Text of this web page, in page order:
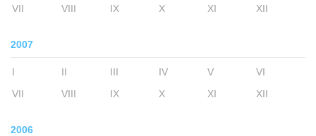
VII
VIII IX X XI XII
2007
I II III IV V
VI
VII
VIII IX X XI XII
2006